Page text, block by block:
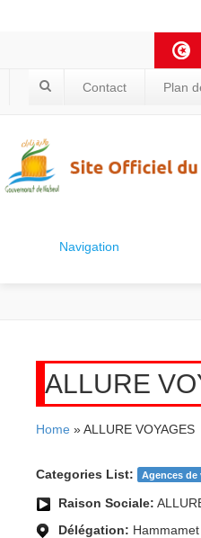
Contact Plan
Navigation
ALLURE
Home » ALLURE VOYAGES
Categories List: Agences de
Raison Sociale:
Délégation: Hammamet